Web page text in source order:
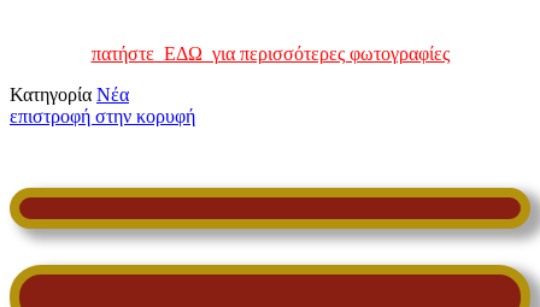
πατήστε ΕΔΩ για περισσότερες φωτογραφίες
Κατηγορία Νέα
επιστροφή στην κορυφή